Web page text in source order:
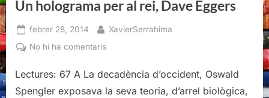
Un holograma per al rei, Dave Eggers
Posted
on
febrer 28, 2014 By
XavierSerrahima
No hi ha comentarisa
holograma
per
Lectures: 67 A La decadència d’occident, Oswald
Spengler exposava la seva teoria, d’arrel biològica,